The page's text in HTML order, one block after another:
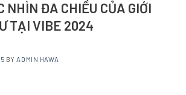
NHÌN ĐA CHIỀU CỦA GIỚI
TẠI VIBE 2024
BY ADMIN HAWA